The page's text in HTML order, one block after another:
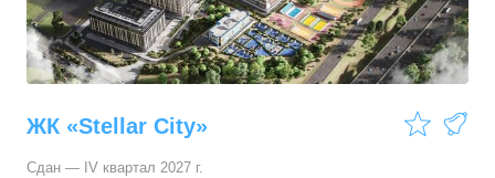
ЖК «Stellar City»
Сдан — IV квартал 2027 г.